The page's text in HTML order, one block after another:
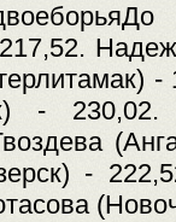
-
-
-